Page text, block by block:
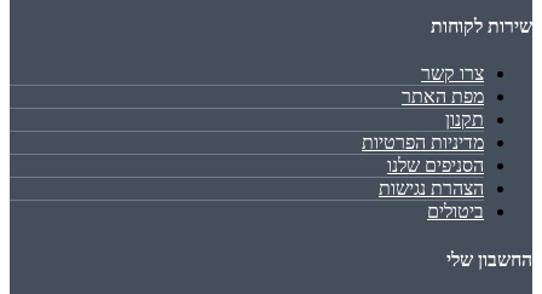
שירות לקוחות
צרו קשר
מפת האתר
תקנון
מדיניות הפרטיות
הסניפים שלנו
הצהרת נגישות
ביטולים
החשבון שלי